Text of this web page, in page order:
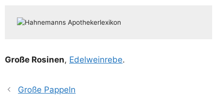
Gro­ße Rosi­nen, Edel­wein­re­be.
Große Pappeln